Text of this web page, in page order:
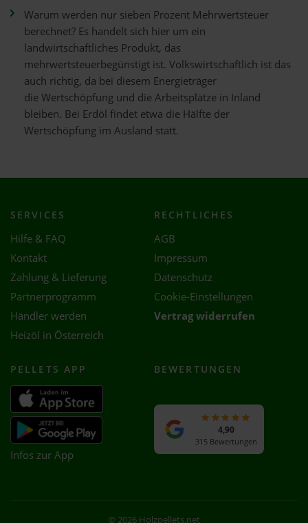
Warum werden nur sieben Prozent Mehrwertsteuer
berechnet? Es handelt sich hier um ein
landwirtschaftliches Produkt, das
mehrwertsteuerbegünstigt ist. Volkswirtschaftlich ist das
auch richtig, da bei diesem Energieträger
die Wertschöpfung und die Arbeitsplätze in Inland
bleiben. Bei Erdöl findet etwa die Hälfte der
Wertschöpfung im Ausland statt.
SERVICES
Hilfe & FAQ
Kontakt
Zahlung & Lieferung
Partnerprogramm
Händler werden
Heizöl in Österreich
RECHTLICHES
AGB
Impressum
Datenschutz
Cookie-Einstellungen
Vertrag widerrufen
PELLETS APP
Infos zur App
BEWERTUNGEN
4,90
315 Bewertungen
© 2026 Holzpellets.net